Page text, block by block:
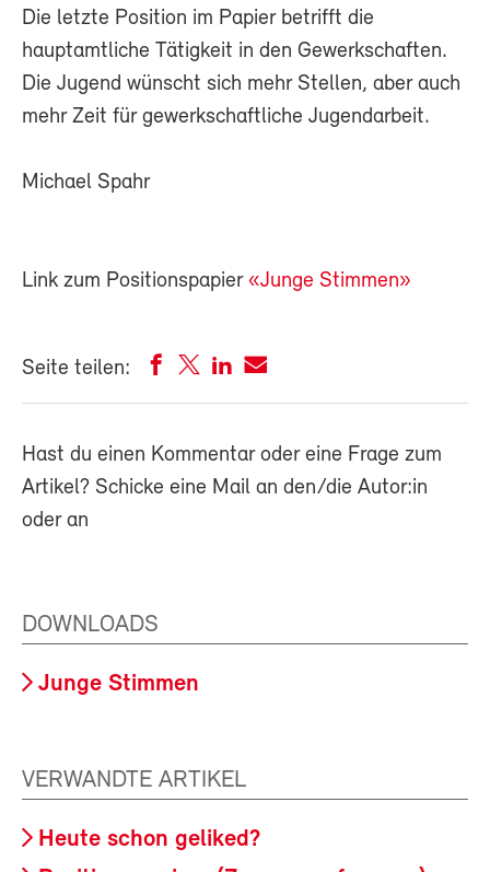
Die letzte Position im Papier betrifft die
hauptamtliche Tätigkeit in den Gewerkschaften.
Die Jugend wünscht sich mehr Stellen, aber auch
mehr Zeit für gewerkschaftliche Jugendarbeit.
Michael Spahr
Link zum Positionspapier «Junge Stimmen»
Seite teilen:
Hast du einen Kommentar oder eine Frage zum
Artikel? Schicke eine Mail an den/die Autor:in
oder an
DOWNLOADS
Junge Stimmen
VERWANDTE ARTIKEL
Heute schon geliked?